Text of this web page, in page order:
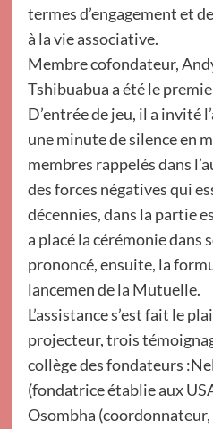
termes d’engagement et
à la vie associative.
Membre cofondateur,
Tshibuabua a été le
D’entrée de jeu, il a invité
une minute de silence en
membres rappelés dans
des forces négatives qui
décennies, dans la partie
a placé la cérémonie dans
prononcé, ensuite, la
lancemen de la Mutuelle.
L’assistance s’est fait le
projecteur, trois
collège des fondateurs
(fondatrice établie aux
Osombha (coordonnateur,